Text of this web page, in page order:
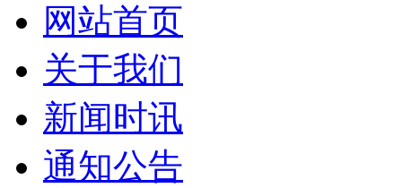
网站首页
关于我们
新闻时讯
通知公告